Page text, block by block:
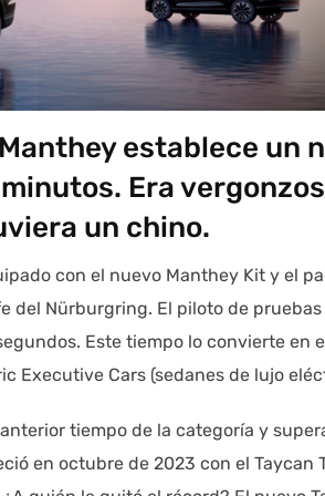
establece un
Era
un chino.
con el nuevo Manthey Kit y el
del Nürburgring. El piloto de
Este tiempo lo convierte en
Executive Cars (sedanes de lujo
tiempo de la categoría y
en octubre de 2023 con el Taycan